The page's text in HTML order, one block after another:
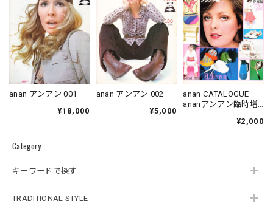
Category
キーワードで探す
TRADITIONAL STYLE
anan アンアン 001
¥18,000
anan アンアン 002
¥5,000
anan CATALOGUE
ananアンアン臨時増
¥2,000